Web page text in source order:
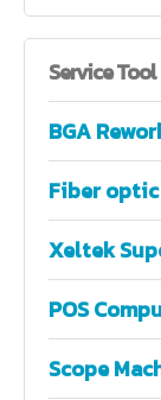
ServiceTool
BGA
Fiber optic
Xeltek
POS
Scope